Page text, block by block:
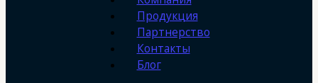
Продукция
Партнерство
Контакты
Блог